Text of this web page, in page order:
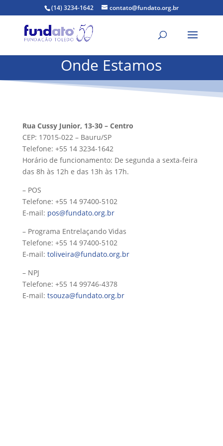
(14) 3234-1642 contato@fundato.org.br
Onde Estamos
Rua Cussy Junior, 13-30 – Centro
CEP: 17015-022 – Bauru/SP
Telefone: +55 14 3234-1642
Horário de funcionamento: De segunda a sexta-feira
das 8h às 12h e das 13h às 17h.
– POS
Telefone: +55 14 97400-5102
E-mail: pos@fundato.org.br
– Programa Entrelaçando Vidas
Telefone: +55 14 97400-5102
E-mail: toliveira@fundato.org.br
– NPJ
Telefone: +55 14 99746-4378
E-mail: tsouza@fundato.org.br